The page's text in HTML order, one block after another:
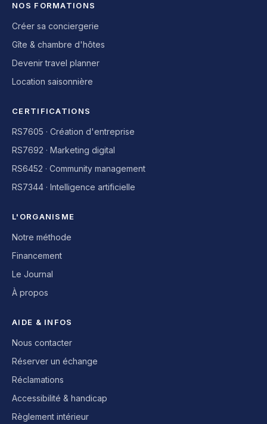
NOS FORMATIONS
Créer sa conciergerie
Gîte & chambre d'hôtes
Devenir travel planner
Location saisonnière
CERTIFICATIONS
RS7605 · Création d'entreprise
RS7692 · Marketing digital
RS6452 · Community management
RS7344 · Intelligence artificielle
L'ORGANISME
Notre méthode
Financement
Le Journal
À propos
AIDE & INFOS
Nous contacter
Réserver un échange
Réclamations
Accessibilité & handicap
Règlement intérieur